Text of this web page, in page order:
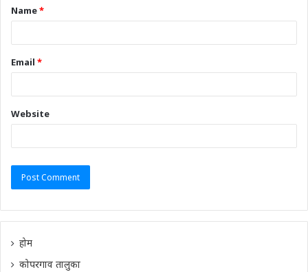
Name*
Email *
Website
होम
कोपरगाव तालुका